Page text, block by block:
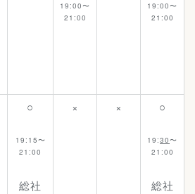
19:00〜
21:00
19:00〜
21:00
○
19:15〜
21:00
総社
× × ○
19:30〜
21:00
総社